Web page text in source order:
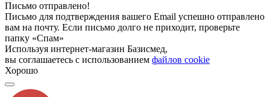
Письмо отправлено!
Письмо для подтверждения вашего Email успешно отправлено
вам на почту. Если письмо долго не приходит, проверьте
папку «Спам»
Используя интернет-магазин Базисмед,
вы соглашаетесь с использованием файлов cookie
Хорошо